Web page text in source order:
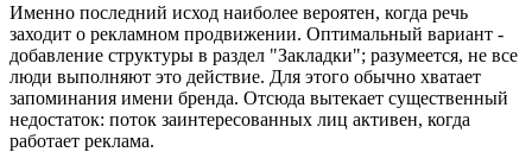
Именно последний исход наиболее вероятен, когда речь
заходит о рекламном продвижении. Оптимальный вариант -
добавление структуры в раздел "Закладки"; разумеется, не все
люди выполняют это действие. Для этого обычно хватает
запоминания имени бренда. Отсюда вытекает существенный
недостаток: поток заинтересованных лиц активен, когда
работает реклама.